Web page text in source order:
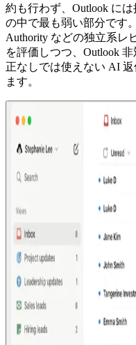
約も行わず、Outlook に
の中で最も弱い部分です
Authority などの独立系レ
を評価しつつ、Outlook
正なしでは使えない AI
ます。